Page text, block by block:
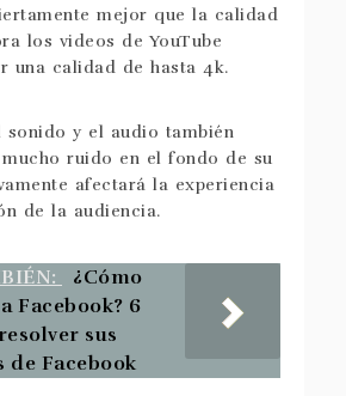
mejor que la calidad
los videos de YouTube
una calidad de hasta 4k.
sonido y el audio también
ruido en el fondo de su
afectará la experiencia
de la audiencia.
¿Cómo
Facebook? 6
sus
de Facebook